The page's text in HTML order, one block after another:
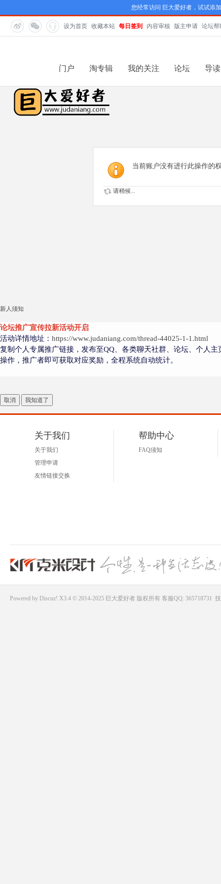
您经常访问 巨大爱好者，试试添
设为首页 收藏本站 每日签到 内容审核 版主申请 论坛帮
门户 淘专辑 我的关注 论坛 导读
当前账户没有进行此操作的
请稍候...
新人须知
论坛推广宣传拉新活动开启
活动详情地址： https://www.judaniang.com/thread-44025-1-1.html
复制个人专属推广链接，发布至QQ、各类聊天社群、论坛、个人
操作，推广者即可获取对应奖励，全程系统自动统计。
取消 我知道了
关于我们
关于我们
管理申请
友情链接交换
帮助中心
FAQ须知
Powered by Discuz! X3.4 © 2014-2025 巨大爱好者版权所有 客服QQ: 365718731